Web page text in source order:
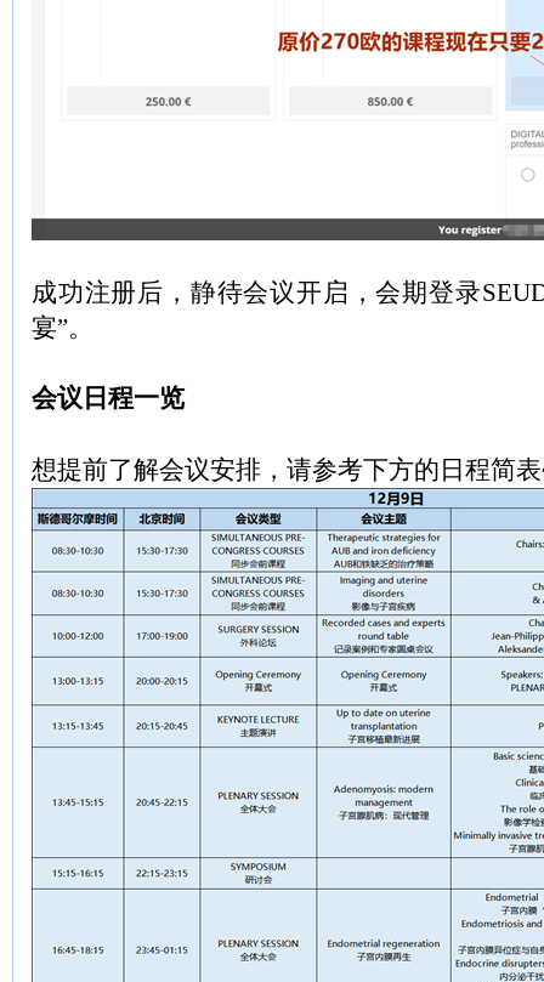
成功注册后，静待会议开启，会期登录
宴”。
会议日程一览
想提前了解会议安排，请参考下方的日程简